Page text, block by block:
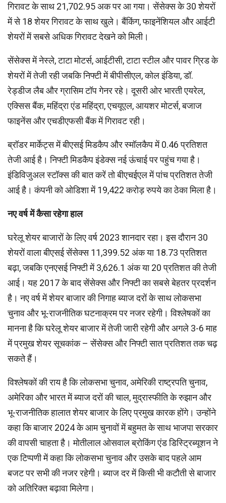
गिरावट के साथ 21,702.95 अक पर आ गया। सेंसेक्स के 30 शेयरों
में से 18 शेयर गिरावट के साथ खुले। बैंकिंग, फाइनेंशियल और आईटी
शेयरों में सबसे अधिक गिरावट देखने को मिली।
सेंसेक्स में नेस्ले, टाटा मोटर्स, आईटीसी, टाटा स्टील और पावर ग्रिड के
शेयरों में तेजी रही जबकि निफ्टी में बीपीसीएल, कोल इंडिया, डॉ.
रेड्डीज लैब और ग्रासिम टॉप गेनर रहे। दूसरी ओर भारती एयरेल,
एक्सिस बैंक, महिंद्रा एंड महिंद्रा, एचयूएल, आयशर मोटर्स, बजाज
फाइनेंस और एचडीएफसी बैंक में गिरावट रही।
ब्रॉडर मार्केट्स में बीएसई मिडकैप और स्मॉलकैप में 0.46 प्रतिशत
तेजी आई है। निफ्टी मिडकैप इंडेक्स नई ऊंचाई पर पहुंच गया है।
इंडिविजुअल स्टॉक्स की बात करें तो बीएचईएल में पांच प्रतिशत तेजी
आई है। कंपनी को ओडिशा में 19,422 करोड़ रुपये का ठेका मिला है।
नए वर्ष में कैसा रहेगा हाल
घरेलू शेयर बाजारों के लिए वर्ष 2023 शानदार रहा। इस दौरान 30
शेयरों वाला बीएसई सेंसेक्स 11,399.52 अंक या 18.73 प्रतिशत
बढ़ा, जबकि एनएसई निफ्टी में 3,626.1 अंक या 20 प्रतिशत की तेजी
आई। यह 2017 के बाद सेंसेक्स और निफ्टी का सबसे बेहतर प्रदर्शन
है। नए वर्ष में शेयर बाजार की निगाह ब्याज दरों के साथ लोकसभा
चुनाव और भू-राजनीतिक घटनाक्रम पर नजर रहेगी। विश्लेषकों का
मानना है कि घरेलू शेयर बाजार में तेजी जारी रहेगी और अगले 3-6 माह
में प्रमुख शेयर सूचकांक – सेंसेक्स और निफ्टी सात प्रतिशत तक चढ़
सकते हैं।
विश्लेषकों की राय है कि लोकसभा चुनाव, अमेरिकी राष्ट्रपति चुनाव,
अमेरिका और भारत में ब्याज दरों की चाल, मुद्रास्फीति के रुझान और
भू-राजनीतिक हालात शेयर बाजार के लिए प्रमुख कारक होंगे। उन्होंने
कहा कि बाजार 2024 के आम चुनावों में बहुमत के साथ भाजपा सरकार
की वापसी चाहता है। मोतीलाल ओसवाल ब्रोकिंग एंड डिस्ट्रिब्यूशन ने
एक टिप्पणी में कहा कि लोकसभा चुनाव और उसके बाद पहले आम
बजट पर सभी की नजर रहेगी। ब्याज दर में किसी भी कटौती से बाजार
को अतिरिक्त बढ़ावा मिलेगा।